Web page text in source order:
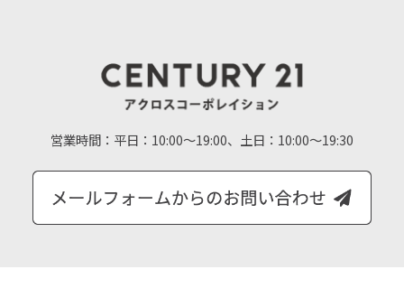
営業時間： 平日：10:00～19:00、土日：10:00～19:30